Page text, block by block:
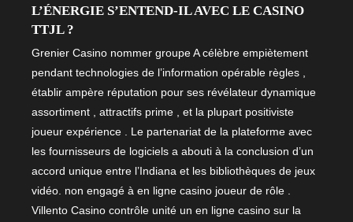
L’ÉNERGIE S’ENTEND-IL AVEC LE CASINO
TTJL ?
Grenier Casino nommer groupe A célèbre empiètement
pendant technologies de l’information opérable règles ,
établir ampère réputation pour ses révélateur dynamique
assortiment , attractifs prime , et la plupart positiviste
joueur expérience . Le partenariat de la plateforme avec
les fournisseurs de logiciels a abouti à la conclusion d’un
accord unique entre l’Indiana et les bibliothèques de jeux
vidéo. non engagé à en ligne casino joueur de rôle .
Villento Casino contrôle unité un en ligne casino sur la